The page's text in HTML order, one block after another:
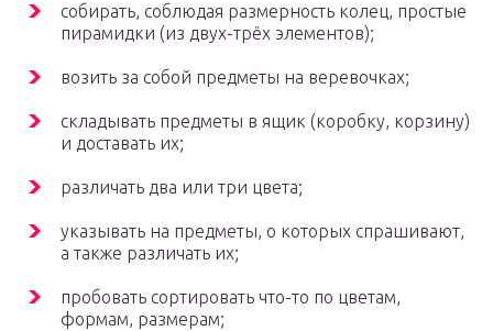
собирать, соблюдая размерность колец, простые
пирамидки (из двух-трёх элементов);
возить за собой предметы на веревочках;
складывать предметы в ящик (коробку, корзину)
и доставать их;
различать два или три цвета;
указывать на предметы, о которых спрашивают,
а также различать их;
пробовать сортировать что-то по цветам,
формам, размерам;